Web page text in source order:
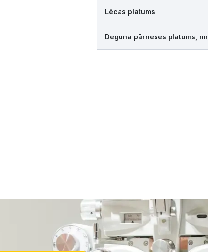
Lēcas platums
Deguna pārneses platums,